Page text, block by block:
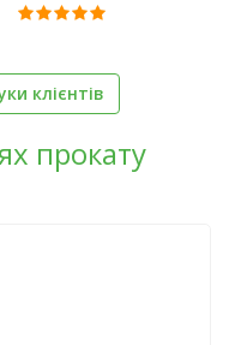
клієнтів
прокату